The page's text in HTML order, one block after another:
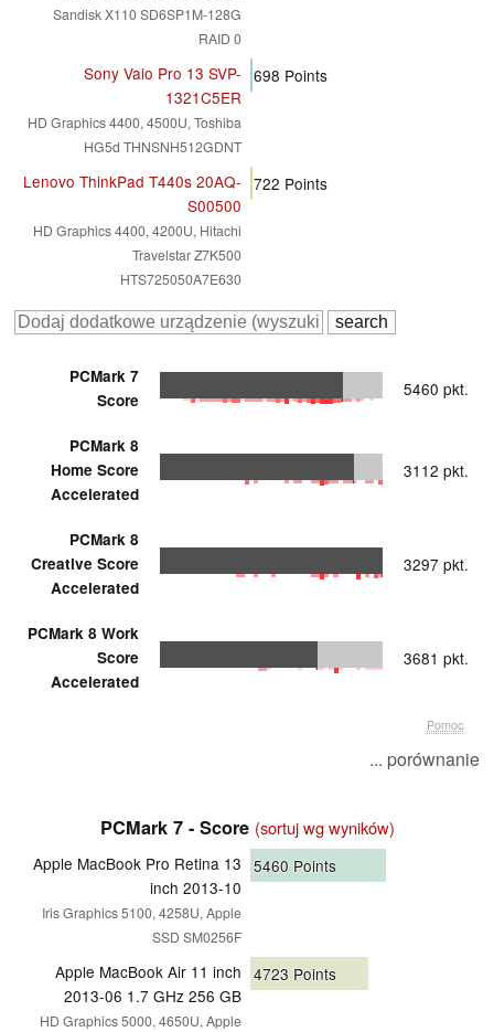
Sandisk X110 SD6SP1M-128G
RAID 0
Sony Vaio Pro 13 SVP-
1321C5ER
HD Graphics 4400, 4500U, Toshiba
HG5d THNSNH512GDNT
698 Points
Lenovo ThinkPad T440s 20AQ-
S00500
HD Graphics 4400, 4200U, Hitachi
Travelstar Z7K500
HTS725050A7E630
722 Points
PCMark 7
Score
5460 pkt.
PCMark 8
Home Score
Accelerated
3112 pkt.
PCMark 8
Creative Score
Accelerated
3297 pkt.
PCMark 8 Work
Score
Accelerated
3681 pkt.
Pomoc
... porównanie
PCMark 7 - Score (sortuj wg wyników)
Apple MacBook Pro Retina 13
inch 2013-10
Iris Graphics 5100, 4258U, Apple
SSD SM0256F
5460 Points
Apple MacBook Air 11 inch
2013-06 1.7 GHz 256 GB
HD Graphics 5000, 4650U, Apple
4723 Points